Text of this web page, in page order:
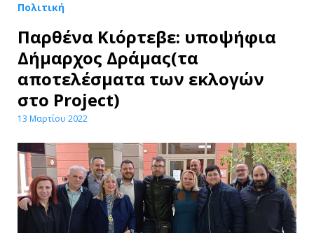
Πολιτική
Παρθένα Κιόρτεβε: υποψήφια
Δήμαρχος Δράμας(τα
αποτελέσματα των εκλογών
στο Project)
13 Μαρτίου 2022